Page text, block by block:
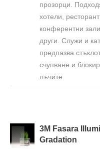
прозорци.
хотели,
конферентни
други. Служи и
предпазва
счупване и
лъчите.
3M Fasara
Gradation